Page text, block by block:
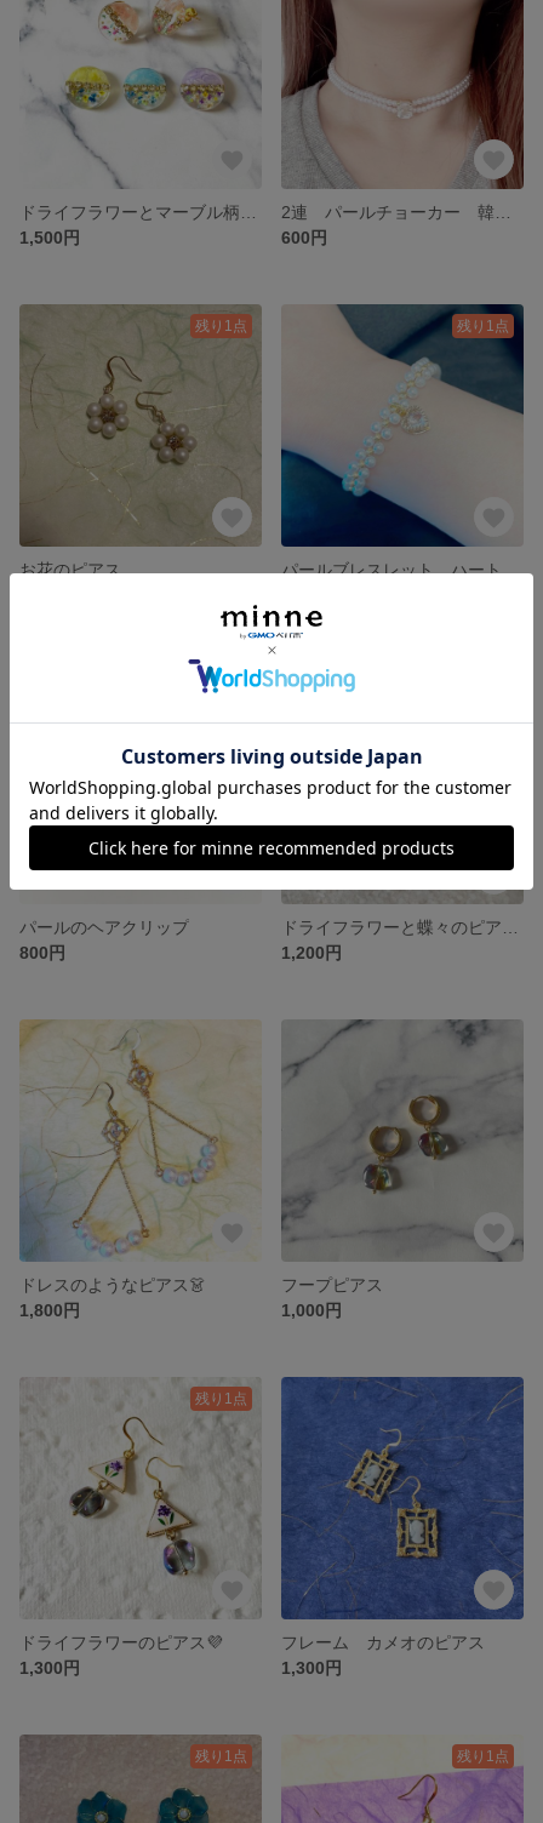
1,500円
600円
残り1点
お花のピアス
残り1点
パールブレスレット ハート
残り1点
パールのヘアクリップ
800円
1,200円
ドレスのようなピアス👗
1,800円
フープピアス
1,000円
残り1点
ドライフラワーのピアス💜
1,300円
フレーム カメオのピアス
1,300円
残り1点 残り1点